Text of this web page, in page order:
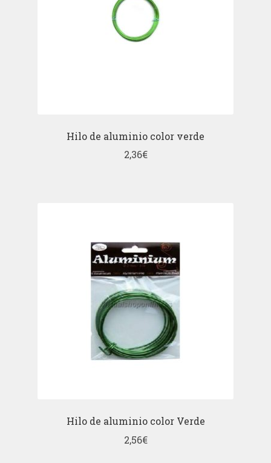
Hilo de aluminio color verde
2,36€
Hilo de aluminio color Verde
2,56€